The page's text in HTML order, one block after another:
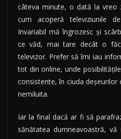
câteva minute, o dată la vreo
cum acoperă televiziunile
Invariabil mă îngrozesc și
ce văd, mai tare decât o
televizor. Prefer să îmi iau
tot din online, unde
consistente, în ciuda deșeurilor
nemiluita.
Iar la final dacă ar fi să
sănătatea dumneavoastră,